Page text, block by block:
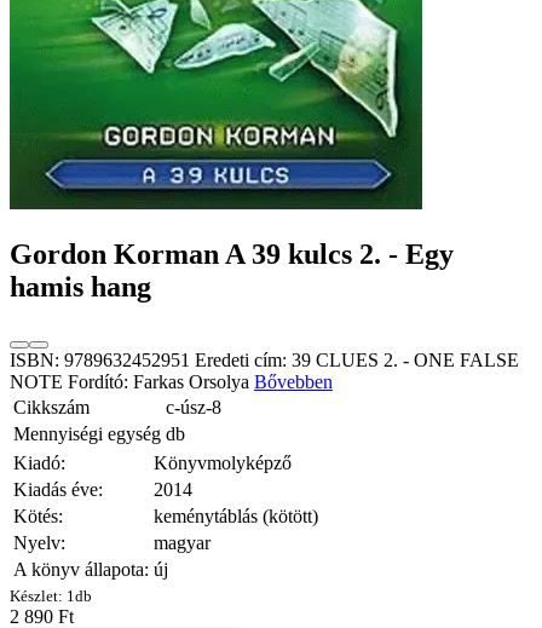
Gordon Korman A 39 kulcs 2. - Egy
hamis hang
ISBN: 9789632452951 Eredeti cím: 39 CLUES 2. - ONE FALSE
NOTE Fordító: Farkas Orsolya Bővebben
Cikkszám
c-úsz-8
Mennyiségi egység db
Kiadó:
Könyvmolyképző
Kiadás éve:
2014
Kötés:
keménytáblás (kötött)
Nyelv:
magyar
A könyv állapota: új
Készlet: 1 db
2 890 Ft